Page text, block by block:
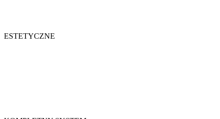
ESTETYCZNE